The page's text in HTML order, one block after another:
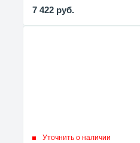
7 422 руб.
Уточнить о наличии